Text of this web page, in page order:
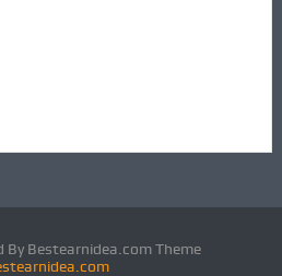
By Bestearnidea.com Theme